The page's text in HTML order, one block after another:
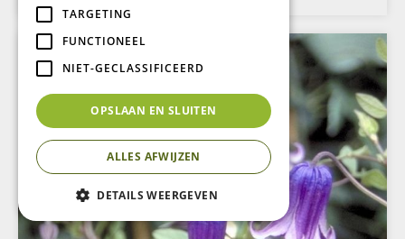
TARGETING
FUNCTIONEEL
NIET-GECLASSIFICEERD
OPSLAAN EN SLUITEN
ALLES AFWIJZEN
DETAILS WEERGEVEN